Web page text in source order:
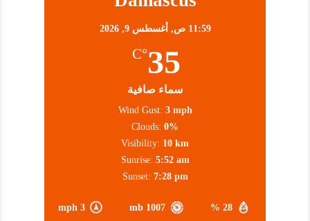
11:59 ص, أغسطس 9, 2026
35
°C
سماء صافية
28 %
1007 mb
3 mph
Wind Gust: 3 mph
Clouds: 0%
Visibility: 10 km
Sunrise: 5:52 am
Sunset: 7:28 pm